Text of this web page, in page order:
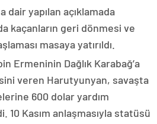
dair yapılan açıklamada
kaçanların geri dönmesi ve
masaya yatırıldı.
Ermeninin Dağlık Karabağ’a
veren Harutyunyan, savaşta
600 dolar yardım
10 Kasım anlaşmasıyla statüsü